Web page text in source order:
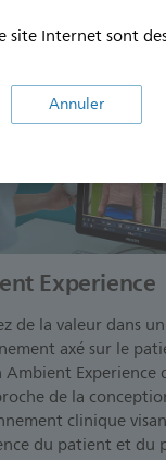
site Internet sont
Annuler
Experience
de la valeur dans un
axé sur le
Experience
de la
clinique
du patient et du